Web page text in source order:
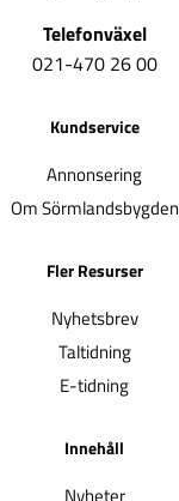
Telefonväxel
021-470 26 00
Kundservice
Annonsering
Om Sörmlandsbygden
Fler Resurser
Nyhetsbrev
Taltidning
E-tidning
Innehåll
Nyheter